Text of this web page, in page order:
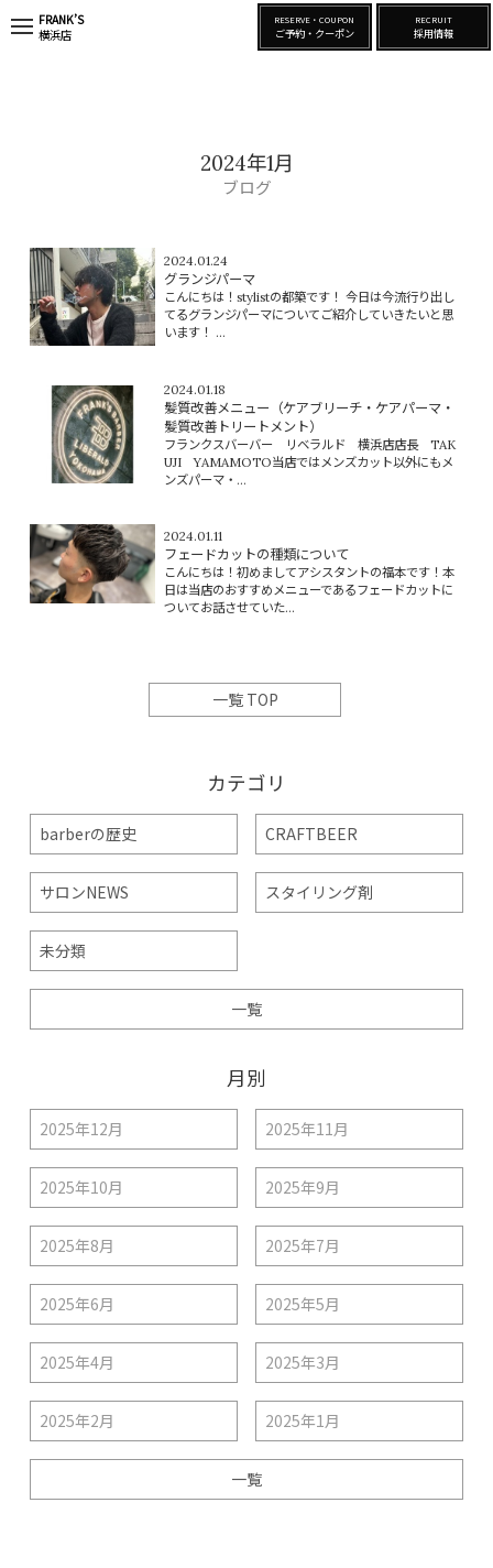
FRANK’S
横浜店
RESERVE・COUPON
ご予約・クーポン
RECRUIT
採用情報
2024年1月
ブログ
2024.01.24
グランジパーマ
こんにちは！stylistの都築です！ 今日は今流行り出し
てるグランジパーマについてご紹介していきたいと思
います！ ...
2024.01.18
髪質改善メニュー（ケアブリーチ・ケアパーマ・
髪質改善トリートメント）
フランクスバーバー リベラルド 横浜店店長 TAK
UJI YAMAMOTO当店ではメンズカット以外にもメ
ンズパーマ・...
2024.01.11
フェードカットの種類について
こんにちは！初めましてアシスタントの福本です！本
日は当店のおすすめメニューであるフェードカットに
ついてお話させていた...
一覧 TOP
カテゴリ
barberの歴史 CRAFTBEER
サロンNEWS スタイリング剤
未分類
一覧
月別
2025年12月 2025年11月
2025年10月 2025年9月
2025年8月 2025年7月
2025年6月 2025年5月
2025年4月 2025年3月
2025年2月 2025年1月
一覧
t